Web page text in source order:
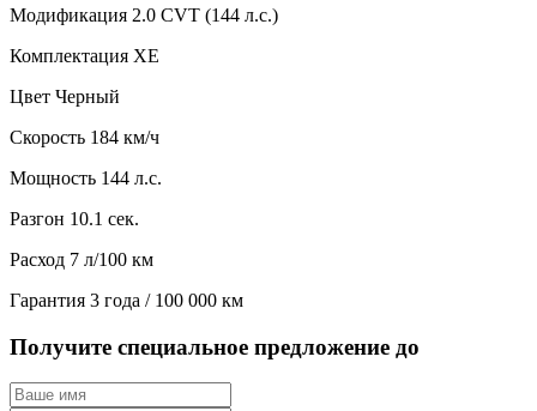
Модификация 2.0 CVT (144 л.с.)
Комплектация XE
Цвет Черный
Скорость 184 км/ч
Мощность 144 л.с.
Разгон 10.1 сек.
Расход 7 л/100 км
Гарантия 3 года / 100 000 км
Получите специальное предложение до